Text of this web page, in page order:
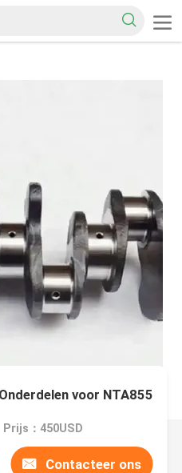
voor NTA855
Prijs：450USD
Contacteer ons